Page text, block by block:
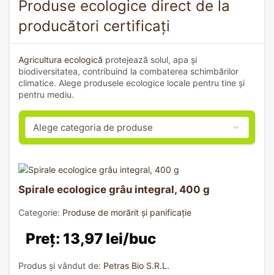
Produse ecologice direct de la
producători certificați
Agricultura ecologică protejează solul, apa și
biodiversitatea, contribuind la combaterea schimbărilor
climatice. Alege produsele ecologice locale pentru tine și
pentru mediu.
Spirale ecologice grâu integral, 400 g
Categorie: Produse de morărit și panificație
Preț: 13,97 lei/buc
Produs și vândut de: Petras Bio S.R.L.